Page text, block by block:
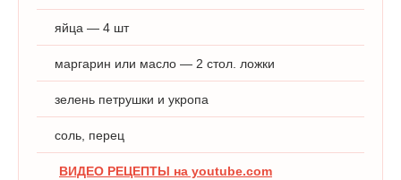
яйца — 4 шт
маргарин или масло — 2 стол. ложки
зелень петрушки и укропа
соль, перец
ВИДЕО РЕЦЕПТЫ на youtube.com